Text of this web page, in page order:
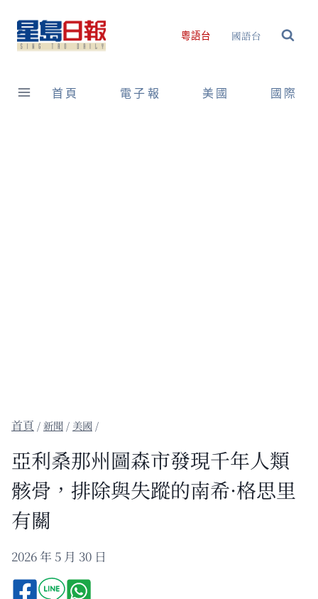
content
粵語台 國語台
首頁 電子報 美國 國際
/新聞 / 美國 /
亞利桑那州圖森市發現千年人類
骸骨，排除與失蹤的南希·格思里
有關
2026 年 5 月 30 日